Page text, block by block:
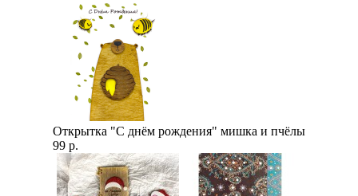
Открытка "С днём рождения" мишка и пчёлы
99 р.